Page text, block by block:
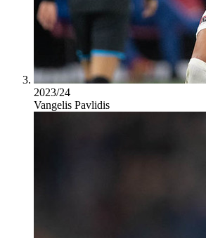
2023/24
Vangelis Pavlidis